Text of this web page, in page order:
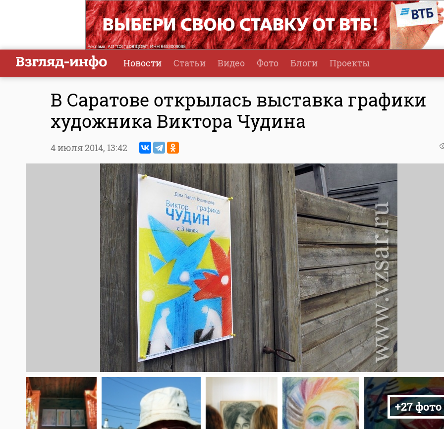
Новости Статьи Видео Фото Блоги Проекты
В Саратове открылась выставка графики
художника Виктора Чудина
4 июля 2014, 13:42
+27 фото